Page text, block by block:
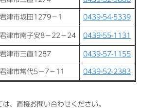
君津市坂田1279－1 0439-54-5339
君津市南子安8－22－24 0439-55-1131
君津市三直1287 0439-57-1155
君津市常代5－7－11 0439-52-2383
、直接お問い合わせください。